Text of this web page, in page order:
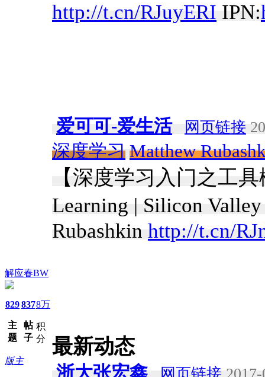
解应春BW
829
主
题
837
帖
子
8万
积
分
版主
http://t.cn/RJuyERI IPN:
爱可可-爱生活 网页链接
深度学习 Matthew
【深度学习入门之工
Learning | Silicon
Rubashkin http://t.cn/
最新动态
浙大张宏鑫 网页链接